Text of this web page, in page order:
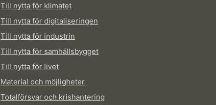
Till nytta för klimatet
Till nytta för digitaliseringen
Till nytta för industrin
Till nytta för samhällsbygget
Till nytta för livet
Material och möjligheter
Totalförsvar och krishantering